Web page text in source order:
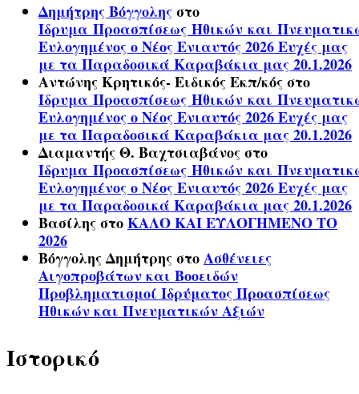
Δημήτρης Βόγγοληςστο
Ίδρυμα Προασπίσεως Ηθικών και
Ευλογημένος ο Νέος Ενιαυτός 2026 Ευχές μας
με τα Παραδοσικά Καραβάκια μας 20.1.2026
Αντώνης Κρητικός- Ειδικός Εκπ/κόςστο
Ίδρυμα Προασπίσεως Ηθικών και
Ευλογημένος ο Νέος Ενιαυτός 2026 Ευχές μας
με τα Παραδοσικά Καραβάκια μας 20.1.2026
Διαμαντής Θ. Βαχτσιαβάνοςστο
Ίδρυμα Προασπίσεως Ηθικών και
Ευλογημένος ο Νέος Ενιαυτός 2026 Ευχές μας
με τα Παραδοσικά Καραβάκια μας 20.1.2026
ΒασίληςστοΚΑΛΟ ΚΑΙ ΕΥΛΟΓΗΜΕΝΟ ΤΟ
2026
Βόγγολης ΔημήτρηςστοΑσθένειες
Αιγοπροβάτων και Βοοειδών
Προβληματισμοί Ιδρύματος Προασπίσεως
Ηθικών και Πνευματικών Αξιών
Ιστορικό